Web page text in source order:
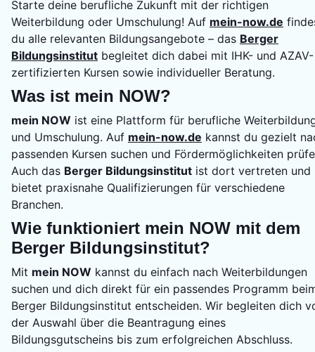
Starte deine berufliche Zukunft mit der richtigen
Weiterbildung oder Umschulung! Auf mein-now.de
du alle relevanten Bildungsangebote – das Berger
Bildungsinstitut begleitet dich dabei mit IHK- und AZAV-
zertifizierten Kursen sowie individueller Beratung.
Was ist mein NOW?
mein NOW ist eine Plattform für berufliche
und Umschulung. Auf mein-now.de kannst du gezielt
passenden Kursen suchen und Fördermöglichkeiten
Auch das Berger Bildungsinstitut ist dort vertreten und
bietet praxisnahe Qualifizierungen für verschiedene
Branchen.
Wie funktioniert mein NOW mit dem
Berger Bildungsinstitut?
Mit mein NOW kannst du einfach nach Weiterbildungen
suchen und dich direkt für ein passendes Programm
Berger Bildungsinstitut entscheiden. Wir begleiten dich
der Auswahl über die Beantragung eines
Bildungsgutscheins bis zum erfolgreichen Abschluss.